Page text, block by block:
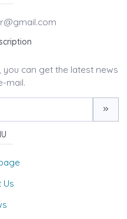
you can get the latest news
mail.
Us